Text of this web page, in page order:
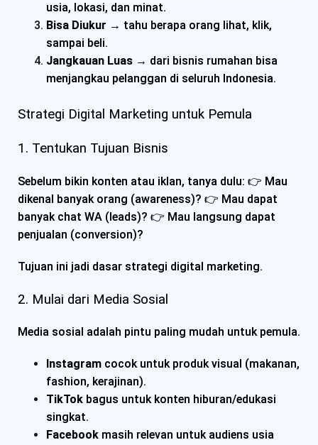
usia, lokasi, dan minat.
Bisa Diukur → tahu berapa orang lihat, klik,
sampai beli.
Jangkauan Luas → dari bisnis rumahan bisa
menjangkau pelanggan di seluruh Indonesia.
Strategi Digital Marketing untuk Pemula
1. Tentukan Tujuan Bisnis
Sebelum bikin konten atau iklan, tanya dulu: 👉 Mau
dikenal banyak orang (awareness)? 👉 Mau dapat
banyak chat WA (leads)? 👉 Mau langsung dapat
penjualan (conversion)?
Tujuan ini jadi dasar strategi digital marketing.
2. Mulai dari Media Sosial
Media sosial adalah pintu paling mudah untuk pemula.
Instagram cocok untuk produk visual (makanan,
fashion, kerajinan).
TikTok bagus untuk konten hiburan/edukasi
singkat.
Facebook masih relevan untuk audiens usia